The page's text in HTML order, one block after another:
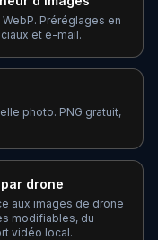
Préréglages en
et e-mail.
photo. PNG gratuit,
drone
aux images de drone
modifiables, du
vidéo local.